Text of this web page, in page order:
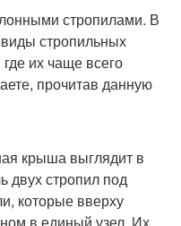
стропилами. В
стропильных
их чаще всего
прочитав данную
крыша выглядит в
двух стропил под
которые вверху
в единый узел. Их